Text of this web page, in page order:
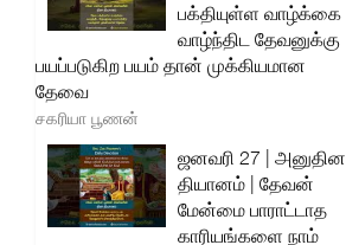
பக்தியுள்ள வாழ்க்கை
வாழ்ந்திட தேவனுக்கு
பயப்படுகிற பயம் தான் முக்கியமான
தேவை
சகரியா பூணன்
ஜனவரி 27 | அனுதின
தியானம் | தேவன்
மேன்மை பாராட்டாத
காரியங்களை நாம்